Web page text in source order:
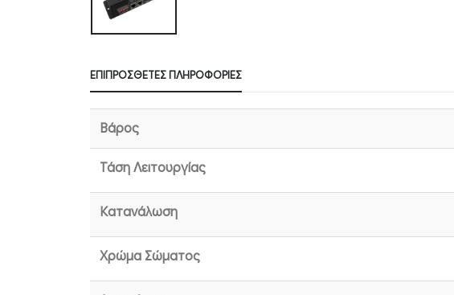
ΕΠΙΠΡΌΣΘΕΤΕΣ ΠΛΗΡΟΦΟΡΊΕΣ
Βάρος
Τάση Λειτουργίας
Κατανάλωση
Χρώμα Σώματος